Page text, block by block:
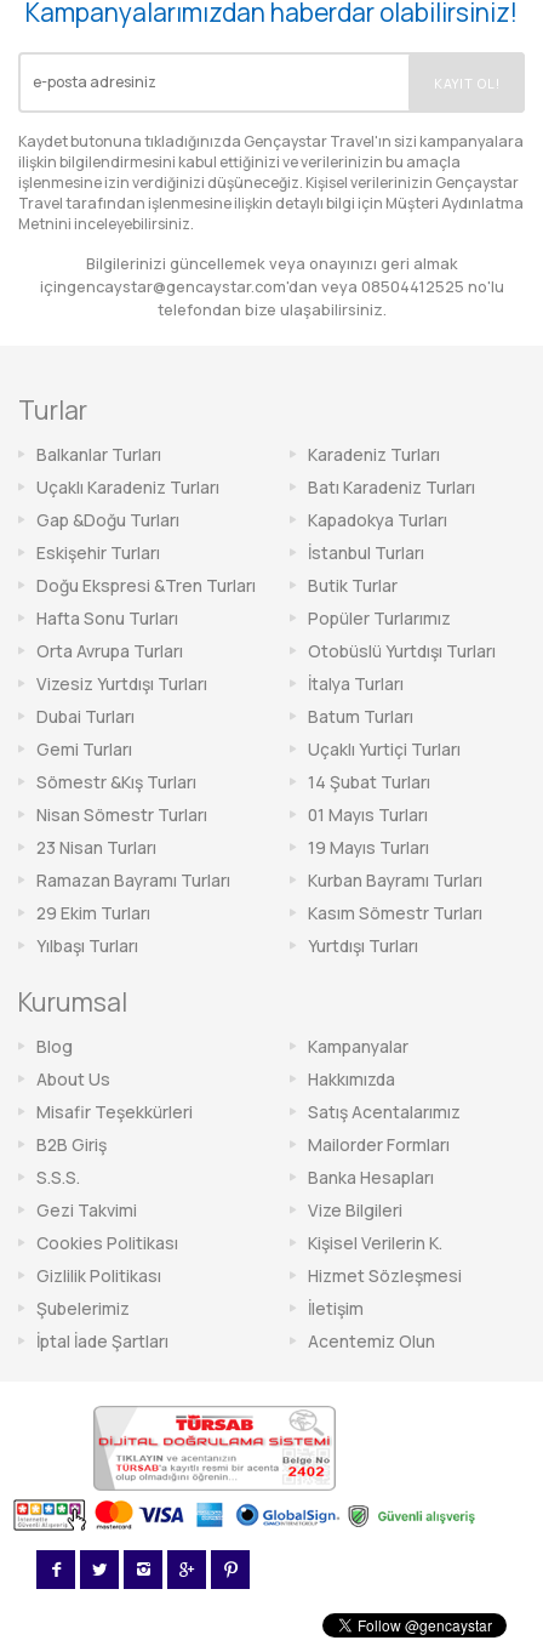
Kampanyalarımızdan haberdar olabilirsiniz!
KAYIT OL!
Kaydet butonuna tıkladığınızda Gençaystar Travel'ın sizi kampanyalara
ilişkin bilgilendirmesini kabul ettiğinizi ve verilerinizin bu amaçla
işlenmesine izin verdiğinizi düşüneceğiz. Kişisel verilerinizin Gençaystar
Travel tarafından işlenmesine ilişkin detaylı bilgi için Müşteri Aydınlatma
Metnini inceleyebilirsiniz.
Bilgilerinizi güncellemek veya onayınızı geri almak
içingencaystar@gencaystar.com'dan veya 08504412525 no'lu
telefondan bize ulaşabilirsiniz.
Turlar
Balkanlar Turları
Karadeniz Turları
Uçaklı Karadeniz Turları
Batı Karadeniz Turları
Gap &Doğu Turları
Kapadokya Turları
Eskişehir Turları
İstanbul Turları
Doğu Ekspresi &Tren Turları
Butik Turlar
Hafta Sonu Turları
Popüler Turlarımız
Orta Avrupa Turları
Otobüslü Yurtdışı Turları
Vizesiz Yurtdışı Turları
İtalya Turları
Dubai Turları
Batum Turları
Gemi Turları
Uçaklı Yurtiçi Turları
Sömestr &Kış Turları
14 Şubat Turları
Nisan Sömestr Turları
01 Mayıs Turları
23 Nisan Turları
19 Mayıs Turları
Ramazan Bayramı Turları
Kurban Bayramı Turları
29 Ekim Turları
Kasım Sömestr Turları
Yılbaşı Turları
Yurtdışı Turları
Kurumsal
Blog
Kampanyalar
About Us
Hakkımızda
Misafir Teşekkürleri
Satış Acentalarımız
B2B Giriş
Mailorder Formları
S.S.S.
Banka Hesapları
Gezi Takvimi
Vize Bilgileri
Cookies Politikası
Kişisel Verilerin K.
Gizlilik Politikası
Hizmet Sözleşmesi
Şubelerimiz
İletişim
İptal İade Şartları
Acentemiz Olun